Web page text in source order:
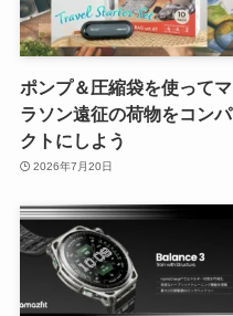
ポンプ＆圧縮袋を使ってマ
ラソン遠征の荷物をコンパ
クトにしよう
2026年7月20日